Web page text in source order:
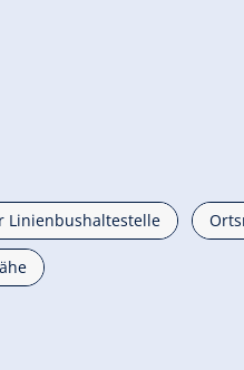
Linienbushaltestelle